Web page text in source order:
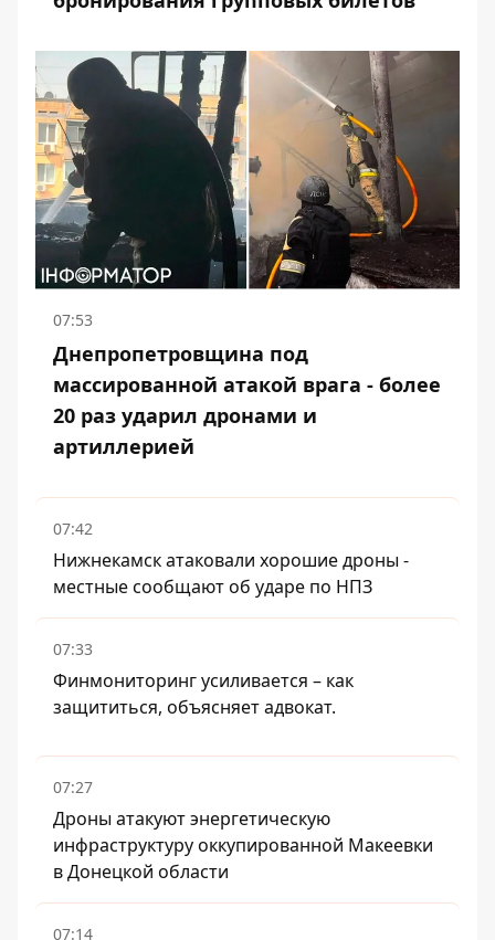
07:53
Днепропетровщина под
массированной атакой врага - более
20 раз ударил дронами и
артиллерией
07:42
Нижнекамск атаковали хорошие дроны -
местные сообщают об ударе по НПЗ
07:33
Финмониторинг усиливается – как
защититься, объясняет адвокат.
07:27
Дроны атакуют энергетическую
инфраструктуру оккупированной Макеевки
в Донецкой области
07:14